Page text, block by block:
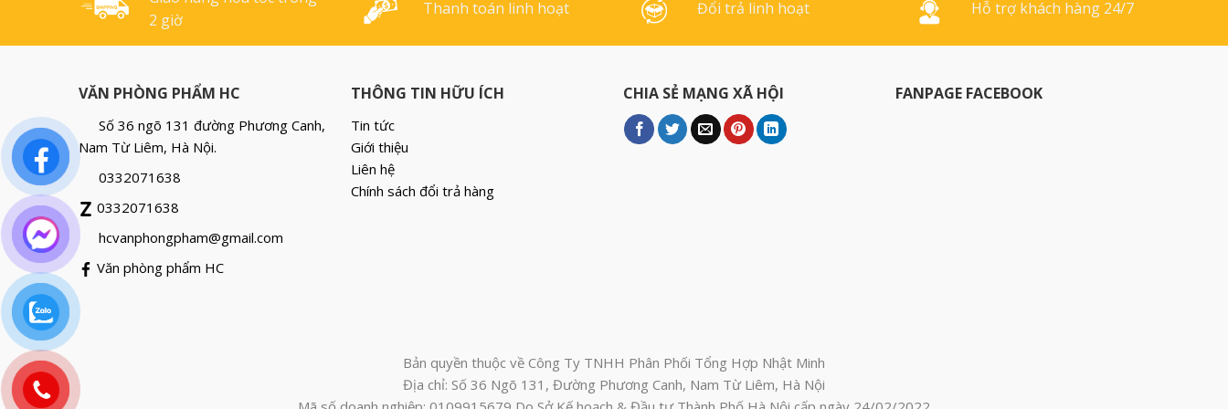
2 giờ
Thanh toán linh hoạt Đổi trả linh hoạt Hỗ trợ khách hàng 24/7
VĂN PHÒNG PHẨM HC
Số 36 ngõ 131 đường Phương Canh,
Nam Từ Liêm, Hà Nội.
0332071638
0332071638
hcvanphongpham@gmail.com
Văn phòng phẩm HC
THÔNG TIN HỮU ÍCH
Tin tức
Giới thiệu
Liên hệ
Chính sách đổi trả hàng
CHIA SẺ MẠNG XÃ HỘI FANPAGE FACEBOOK
Bản quyền thuộc về Công Ty TNHH Phân Phối Tổng Hợp Nhật Minh
Địa chỉ: Số 36 Ngõ 131, Đường Phương Canh, Nam Từ Liêm, Hà Nội